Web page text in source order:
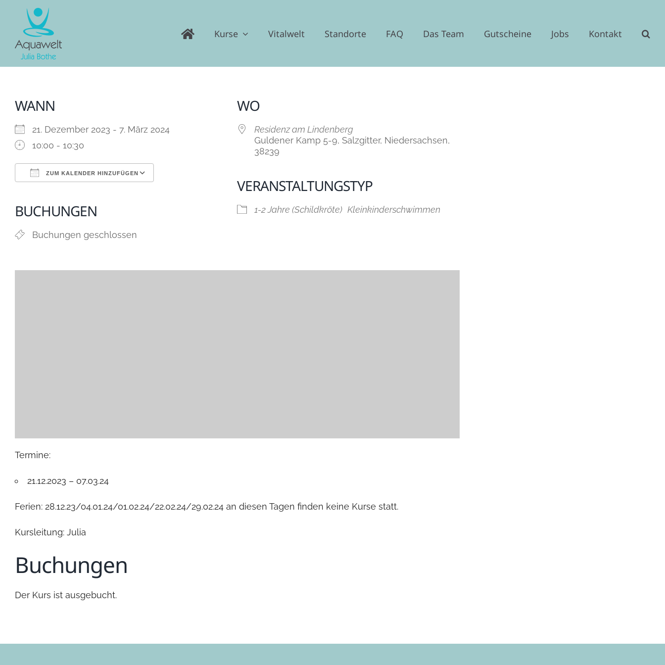
content
Kurse Vitalwelt Standorte FAQ Das Team Gutscheine Jobs Kontakt
WANN
21. Dezember 2023 - 7. März 2024
10:00 - 10:30
ZUM KALENDER HINZUFÜGEN
iCalendar
BUCHUNGEN
Buchungen geschlossen
WO
Residenz am Lindenberg
Guldener Kamp 5-9, Salzgitter, Niedersachsen,
38239
VERANSTALTUNGSTYP
1-2 Jahre (Schildkröte) Kleinkinderschwimmen
Termine:
21.12.2023 – 07.03.24
Ferien: 28.12.23/04.01.24/01.02.24/22.02.24/29.02.24 an diesen Tagen finden keine Kurse statt.
Kursleitung: Julia
Buchungen
Der Kurs ist ausgebucht.